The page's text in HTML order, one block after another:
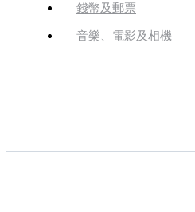
錢幣及郵票
音樂、電影及相機